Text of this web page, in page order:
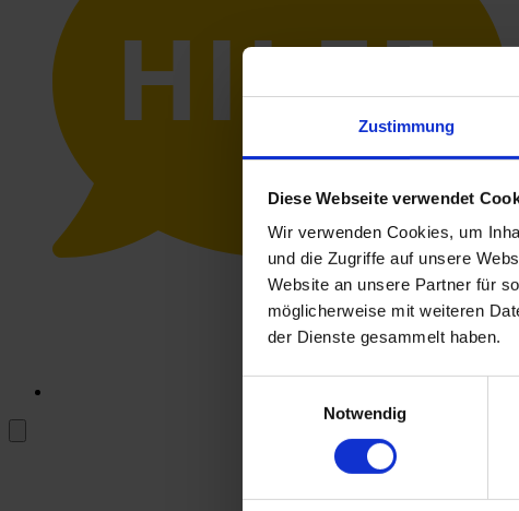
Zustimmung
Diese Webseite verwendet
Wir verwenden Cookies, um
und die Zugriffe auf unsere
Website an unsere Partner für
möglicherweise mit weiteren
der Dienste gesammelt haben.
Notwendig
HILFE